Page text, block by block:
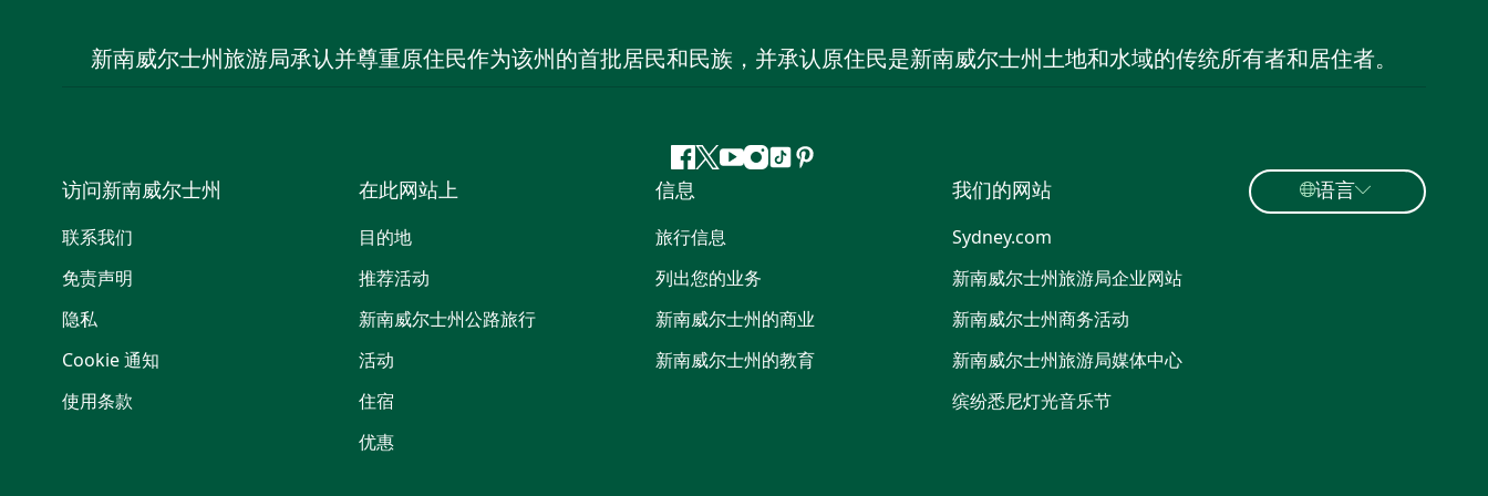
新南威尔士州旅游局承认并尊重原住民作为该州的首批居民和民族，并承认原住民是新南威尔士州土地和水域的传统所有者和居住者。
Facebook
叽
喳
喳
YouTube
Instagram
抖 Pinterest
访问新南威尔士州
联系我们
免责声明
隐私
Cookie 通知
使用条款
在此网站上
目的地
推荐活动
新南威尔士州公路旅行
活动
住宿
优惠
信息
旅行信息
列出您的业务
新南威尔士州的商业
新南威尔士州的教育
我们的网站
Sydney.com
新南威尔士州旅游局企业网站
新南威尔士州商务活动
新南威尔士州旅游局媒体中心
缤纷悉尼灯光音乐节
语言